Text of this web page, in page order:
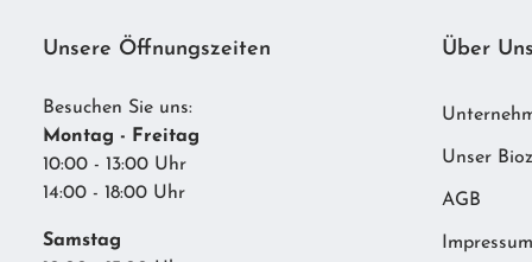
Unsere Öffnungszeiten
Besuchen Sie uns:
Montag - Freitag
10:00 - 13:00 Uhr
14:00 - 18:00 Uhr
Samstag
Über Uns
Unser
AGB
Impressum